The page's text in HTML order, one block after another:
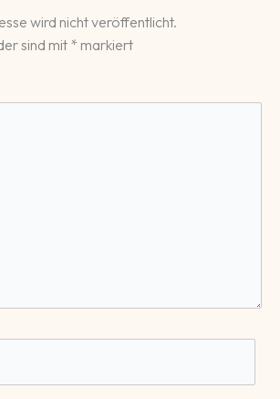
wird nicht veröffentlicht.
sind mit * markiert